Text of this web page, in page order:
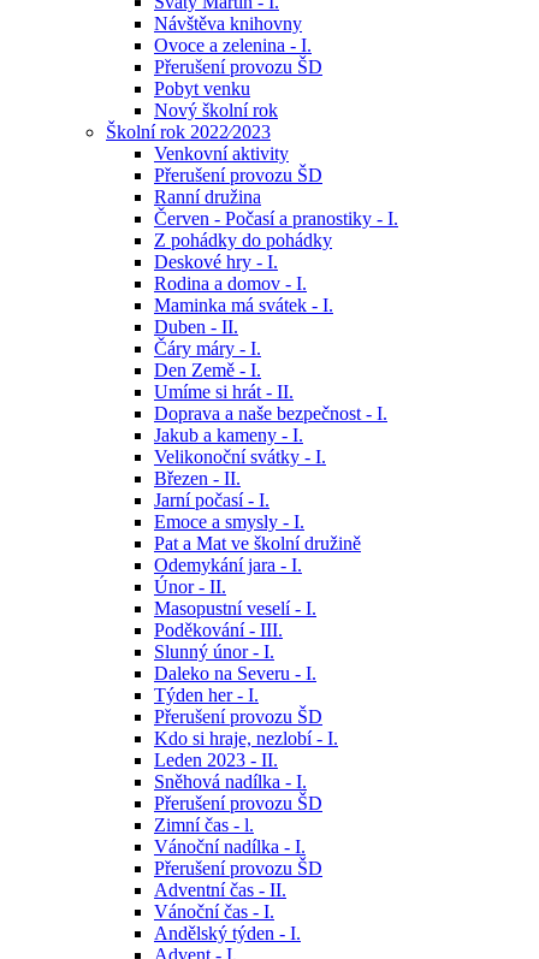
Návštěva knihovny
Ovoce a zelenina - I.
Přerušení provozu ŠD
Pobyt venku
Nový školní rok
Školní rok 2022⁄2023
Venkovní aktivity
Přerušení provozu ŠD
Ranní družina
Červen - Počasí a pranostiky - I.
Z pohádky do pohádky
Deskové hry - I.
Rodina a domov - I.
Maminka má svátek - I.
Duben - II.
Čáry máry - I.
Den Země - I.
Umíme si hrát - II.
Doprava a naše bezpečnost - I.
Jakub a kameny - I.
Velikonoční svátky - I.
Březen - II.
Jarní počasí - I.
Emoce a smysly - I.
Pat a Mat ve školní družině
Odemykání jara - I.
Únor - II.
Masopustní veselí - I.
Poděkování - III.
Slunný únor - I.
Daleko na Severu - I.
Týden her - I.
Přerušení provozu ŠD
Kdo si hraje, nezlobí - I.
Leden 2023 - II.
Sněhová nadílka - I.
Přerušení provozu ŠD
Zimní čas - l.
Vánoční nadílka - I.
Přerušení provozu ŠD
Adventní čas - II.
Vánoční čas - I.
Andělský týden - I.
Advent - I.